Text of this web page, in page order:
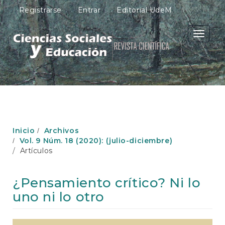
N
a
v
e
g
a
c
i
ó
n
c
l
C
Registrarse Entrar Editorial UdeM
Toggle
Inicio
Archivos
Vol. 9 Núm. 18 (2020): (julio-diciembre)
Artículos
¿Pensamiento crítico? Ni lo
uno ni lo otro